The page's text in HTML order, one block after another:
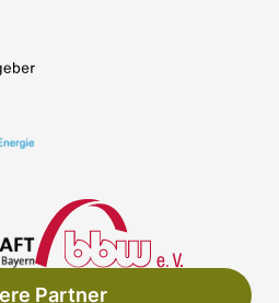
Partner